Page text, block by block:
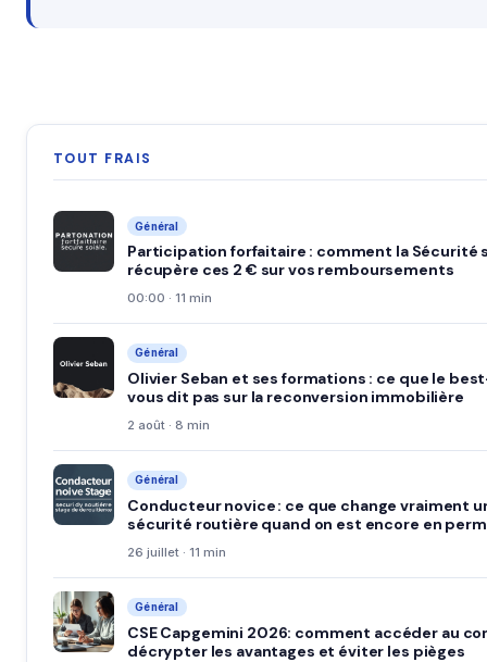
TOUT FRAIS
Général
Participation forfaitaire : comment la Sécurité
récupère ces 2 € sur vos remboursements
00:00 · 11 min
Général
Olivier Seban et ses formations : ce que le
vous dit pas sur la reconversion immobilière
2 août · 8 min
Général
Conducteur novice : ce que change vraiment
sécurité routière quand on est encore en
26 juillet · 11 min
Général
CSE Capgemini 2026: comment accéder au
décrypter les avantages et éviter les pièges